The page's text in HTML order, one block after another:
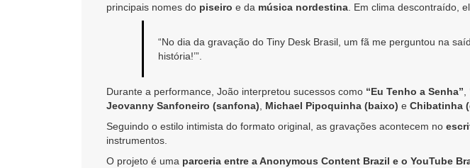
principais nomes do piseiro e da música nordestina . Em clima descontraído,
“No dia da gravação do Tiny Desk Brasil, um fã me perguntou na
história!’”.
Durante a performance, João interpretou sucessos como “Eu Tenho a Senha”
Jeovanny Sanfoneiro (sanfona)
Michael Pipoquinha (baixo) e Chibatinha
Seguindo o estilo intimista do formato original, as gravações acontecem no
instrumentos.
O projeto é uma parceria entre a Anonymous Content Brazil e o YouTube